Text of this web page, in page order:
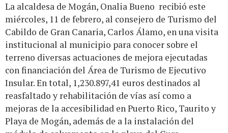
La alcaldesa de Mogán, Onalia Bueno recibió este
miércoles, 11 de febrero, al consejero de Turismo del
Cabildo de Gran Canaria, Carlos Álamo, en una visita
institucional al municipio para conocer sobre el
terreno diversas actuaciones de mejora ejecutadas
con financiación del Área de Turismo de Ejecutivo
Insular. En total, 1,230.897,41 euros destinados al
reasfaltado y rehabilitación de vías así como a
mejoras de la accesibilidad en Puerto Rico, Taurito y
Playa de Mogán, además de a la instalación del